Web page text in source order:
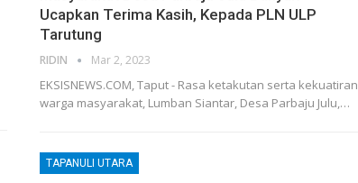
Ucapkan Terima Kasih, Kepada PLN ULP
Tarutung
RIDIN Mar 2, 2023
EKSISNEWS.COM, Taput - Rasa ketakutan serta kekuatiran
warga masyarakat, Lumban Siantar, Desa Parbaju Julu,…
TAPANULI UTARA